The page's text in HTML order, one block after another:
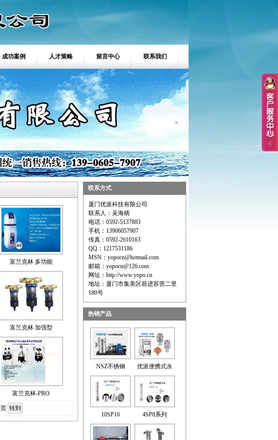
成功案例 人才策略 留言中心 联系我们
>
富兰克林 多功能
富兰克林 加强型
富兰克林-PRO
页
联系方式
厦门优派科技有限公司
联系人：吴海炳
电话：0592-5137883
手机：13906057907
传真：0592-2610163
QQ：1217531186
MSN：yopocn@hotmail.com
邮箱：yopocn@126.com
网址：http://www.yopo.cn
地址：厦门市集美区前进苏营二里
180号
热销产品
NSZ不锈钢 优派便携式永
10SP16 4SP8系列